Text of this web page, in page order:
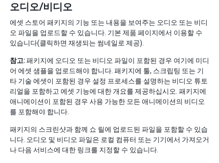
오디오/비디오
에셋 스토어 패키지의 기능 또는 내용을 보여주는 오디오 또는 비디
오 파일을 업로드할 수 있습니다. 기본 제품 페이지에서 이용할 수
있습니다(클릭하면 재생되는 썸네일로 제공).
참고:패키지에 오디오 또는 비디오 파일이 포함된 경우 여기에 미디
어 에셋 샘플을 업로드해야 합니다. 패키지에 툴, 스크립팅 또는 기
타 기술 에셋이 포함된 경우 설정 프로세스를 설명하는 비디오 튜토
리얼을 포함하고 에셋 기능에 대한 개요를 제공하십시오. 패키지에
애니메이션이 포함된 경우 사용 가능한 모든 애니메이션의 비디오
를 포함해야 합니다.
패키지의 스크린샷과 함께 쇼 릴에 업로드된 파일을 포함할 수 있습
니다. 오디오 및 비디오 파일은 로컬 컴퓨터 또는 기기에서 가져오거
나 다음 서비스에 대한 링크를 지정할 수 있습니다.